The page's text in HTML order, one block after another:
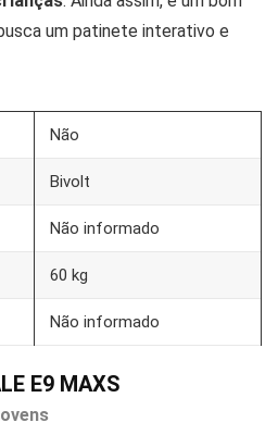
um patinete interativo e
Não
Bivolt
Não informado
60 kg
Não informado
E9 MAXS